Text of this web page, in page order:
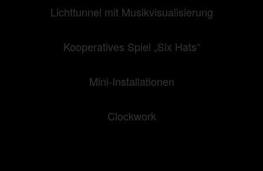
Lichttunnel mit Musikvisualisierung
Kooperatives Spiel „Six Hats“
Mini-Installationen
Clockwork